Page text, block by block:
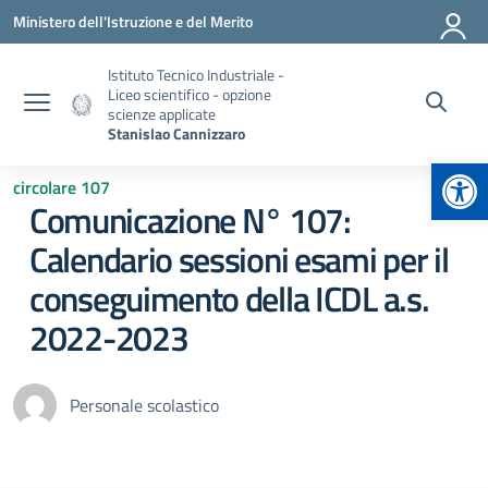
Vai ai contenuti
Vai al menu di navigazione
Vai al footer
Ministero dell'Istruzione e del Merito
Istituto Tecnico Industriale -
Liceo scientifico - opzione
scienze applicate
Stanislao Cannizzaro
circolare 107
Comunicazione N° 107:
Calendario sessioni esami per il
conseguimento della ICDL a.s.
2022-2023
Personale scolastico